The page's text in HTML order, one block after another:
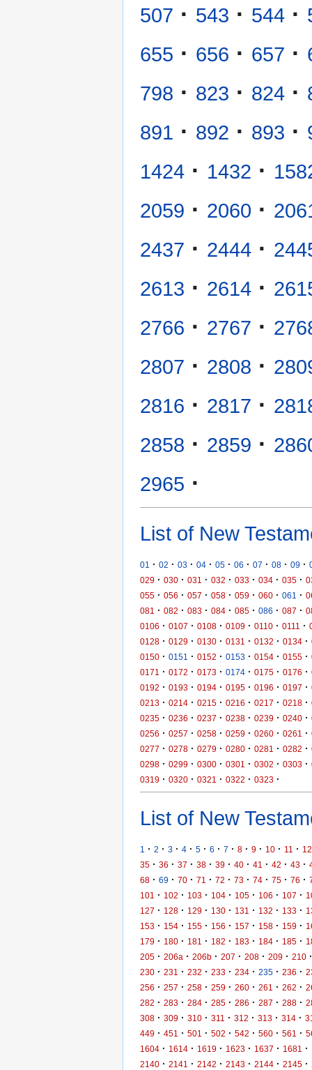
507 · 543 · 544 ·
655 · 656 · 657 ·
798 · 823 · 824 ·
891 · 892 · 893 ·
1424 · 1432 ·
2059 · 2060 ·
2437 · 2444 ·
2613 · 2614 ·
2766 · 2767 ·
2807 · 2808 ·
2816 · 2817 ·
2858 · 2859 ·
2965 ·
List of New
01 · 02 · 03 · 04 · 05 · 06 · 07 · 08 · 09 ·
029 · 030 · 031 · 032 · 033 · 034 · 035 ·
055 · 056 · 057 · 058 · 059 · 060 · 061 ·
081
· 082 · 083 · 084 · 085 · 086 · 087 ·
0106 · 0107 · 0108 · 0109 · 0110 · 0111 ·
0128 · 0129 · 0130 · 0131 · 0132 · 0134 ·
0150 · 0151 · 0152 · 0153 · 0154 · 0155 ·
0171
· 0172 · 0173 · 0174 · 0175 · 0176 ·
0192 · 0193 · 0194 · 0195 · 0196 · 0197 ·
0213 · 0214 · 0215 · 0216 · 0217 · 0218 ·
0235 · 0236 · 0237 · 0238 · 0239 · 0240 ·
0256 · 0257 · 0258 · 0259 · 0260 · 0261 ·
0277 · 0278 · 0279 · 0280 · 0281 · 0282 ·
0298 · 0299 · 0300 · 0301 · 0302 · 0303 ·
0319 · 0320 · 0321 · 0322 · 0323 ·
List of New
1 · 2 · 3 · 4 · 5 · 6 · 7 · 8 · 9 · 10 · 11 · 12
35 · 36 · 37 · 38 · 39 · 40 · 41 · 42 · 43 ·
68 · 69 · 70 · 71 · 72 · 73 · 74 · 75 · 76 ·
101
· 102 · 103 · 104 · 105 · 106 · 107 ·
127 · 128 · 129 · 130 · 131 · 132 · 133 ·
153 · 154 · 155 · 156 · 157 · 158 · 159 ·
179 · 180 · 181 · 182 · 183 · 184 · 185 ·
205 · 206a · 206b · 207 · 208 · 209 · 210 ·
230 · 231 · 232 · 233 · 234 · 235 · 236 ·
256 · 257 · 258 · 259 · 260 · 261 · 262 ·
282 · 283 · 284 · 285 · 286 · 287 · 288 ·
308 · 309 · 310 · 311 · 312 · 313 · 314 ·
449 · 451 · 501 · 502 · 542 · 560 · 561 ·
1604 · 1614 · 1619 · 1623 · 1637 · 1681 ·
2140 · 2141 · 2142 · 2143 · 2144 · 2145 ·